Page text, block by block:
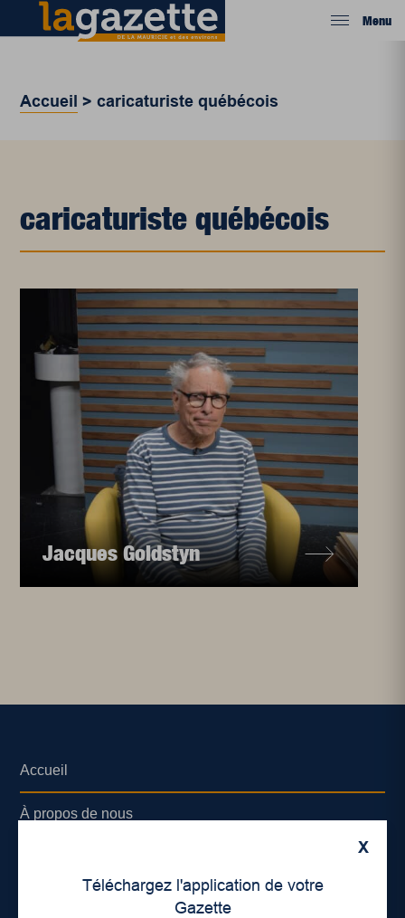
Menu
Accueil >caricaturiste québécois
caricaturiste québécois
Jacques Goldstyn
X
Téléchargez l'application de votre
Gazette
Accueil
À propos de nous